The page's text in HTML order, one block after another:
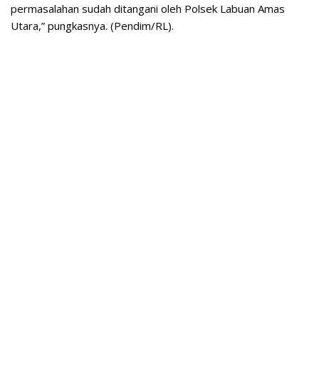
permasalahan sudah ditangani oleh Polsek Labuan Amas
Utara,” pungkasnya. (Pendim/RL).